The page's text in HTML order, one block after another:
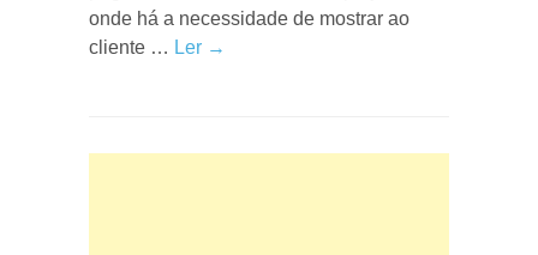
onde há a necessidade de mostrar ao
cliente … Ler →